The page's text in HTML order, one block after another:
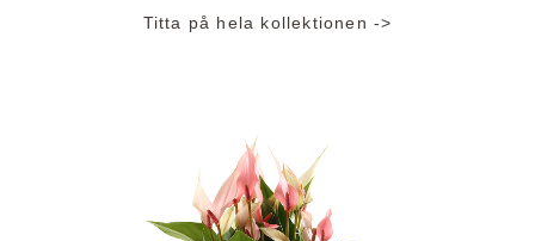
Titta på hela kollektionen ->